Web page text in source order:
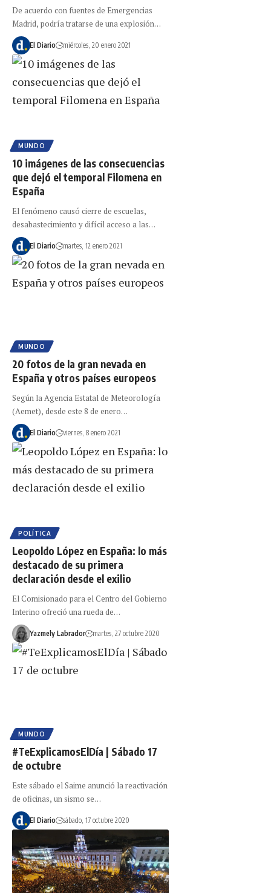
De acuerdo con fuentes de Emergencias
Madrid, podría tratarse de una explosión…
El Diario miércoles, 20 enero 2021
MUNDO
10 imágenes de las consecuencias
que dejó el temporal Filomena en
España
El fenómeno causó cierre de escuelas,
desabastecimiento y difícil acceso a las…
El Diario martes, 12 enero 2021
MUNDO
20 fotos de la gran nevada en
España y otros países europeos
Según la Agencia Estatal de Meteorología
(Aemet), desde este 8 de enero…
El Diario viernes, 8 enero 2021
POLÍTICA
Leopoldo López en España: lo más
destacado de su primera
declaración desde el exilio
El Comisionado para el Centro del Gobierno
Interino ofreció una rueda de…
Yazmely Labrador martes, 27 octubre 2020
MUNDO
#TeExplicamosElDía | Sábado 17
de octubre
Este sábado el Saime anunció la reactivación
de oficinas, un sismo se…
El Diario sábado, 17 octubre 2020